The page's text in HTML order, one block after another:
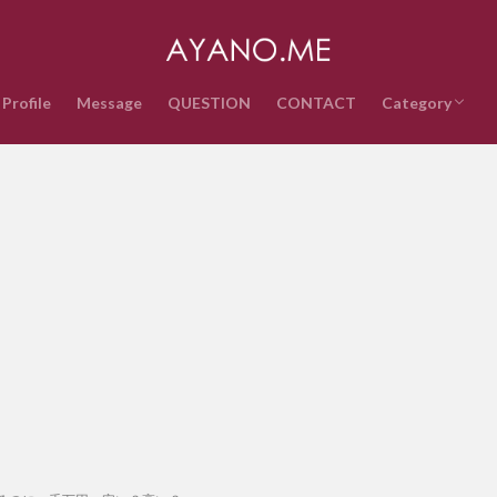
Profile Message QUESTION CONTACT Category
音楽
インターネッ
テクノロジー
ライフスタイ
政治経済
時事ネタ
エンタメ・ス
雑記
QUESTION